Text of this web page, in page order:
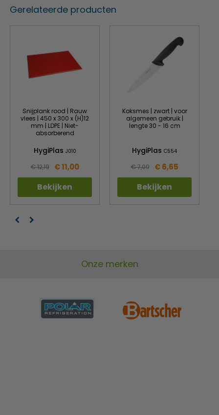
Gerelateerde producten
Snijplank rood | Rauw
vlees | 450 x 300 x (H)12
mm | LDPE | Niet-
absorberend
HygiPlas J010
€ 12,19 € 11,00
Bekijken
Koksmes | zwart | voor
algemeen gebruik |
lengte 30 - 16 cm
HygiPlas C554
€ 7,09 € 6,65
Bekijken
Onze merken